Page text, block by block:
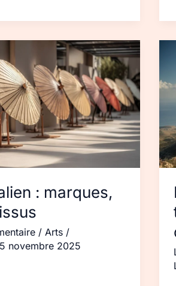
: marques,
/ Arts/
novembre 2025